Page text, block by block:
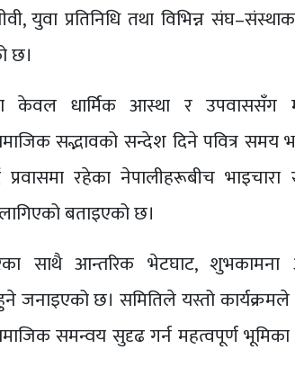
युवा प्रतिनिधि तथा विभिन्न
छ।
केवल धार्मिक आस्था र उपवाससँग
सद्भावको सन्देश दिने पवित्र
रहेका नेपालीहरूबीच
बताइएको छ।
साथै आन्तरिक भेटघाट, शुभकामना
छ। समितिले यस्तो कार्यक्रमले
समन्वय सुदृढ गर्न महत्वपूर्ण भूमिका